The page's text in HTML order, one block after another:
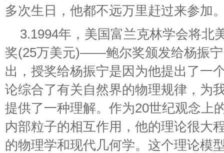
多次生日，他都不远万里赶过来参加
3.1994年，美国富兰克林学会将北
奖(25万美元)——鲍尔奖颁发给杨振
出，授奖给杨振宁是因为他提出了一
论综合了有关自然界的物理规律，为
提供了一种理解。作为20世纪观念上
内部粒子的相互作用，他的理论很大
的物理学和现代几何学。这个理论模